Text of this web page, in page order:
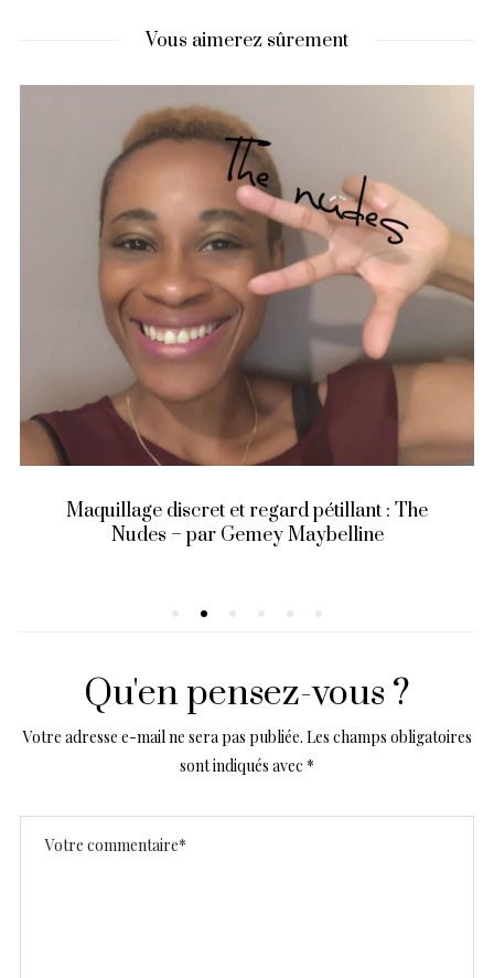
Vous aimerez sûrement
Maquillage discret et regard pétillant : The
Nudes – par Gemey Maybelline
Qu'en pensez-vous ?
Votre adresse e-mail ne sera pas publiée. Les champs obligatoires
sont indiqués avec *